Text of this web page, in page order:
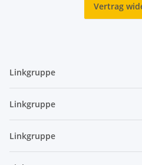
Vertrag
Linkgruppe
Linkgruppe
Linkgruppe